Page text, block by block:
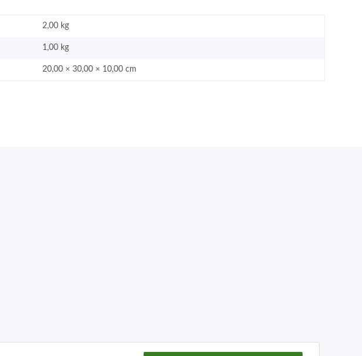
2,00 kg
1,00 kg
20,00 × 30,00 × 10,00 cm